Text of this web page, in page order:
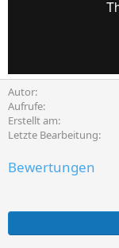
Autor
Aufrufe
Erstellt am
Letzte Bearbeitung
Bewertungen
0
S